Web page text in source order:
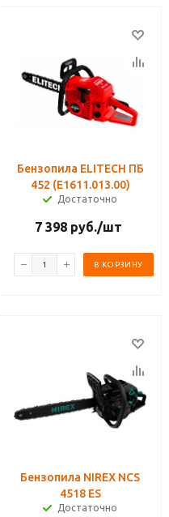
Бензопила ELITECH ПБ
452 (E1611.013.00)
Достаточно
7 398 руб./шт
В КОРЗИНУ
Бензопила NIREX NCS
4518 ES
Достаточно